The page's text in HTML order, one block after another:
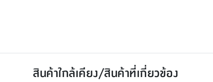
สินค้าใกล้เคียง/สินค้าที่เกี่ยวข้อง